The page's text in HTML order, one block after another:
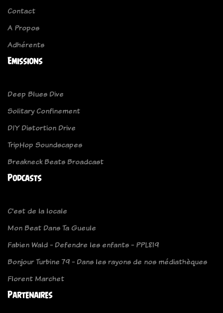
Contact
A Propos
Adhérents
Emissions
Deep Blues Dive
Solitary Confinement
DIY Distortion Drive
TripHop Soundscapes
Breakneck Beats Broadcast
Podcasts
C'est de la locale
Mon Beat Dans Ta Gueule
Fabien Wald - Defendre les enfants - PPL819
Bonjour Turbine 79 - Dans les rayons de nos médiathèques
Florent Marchet
Partenaires